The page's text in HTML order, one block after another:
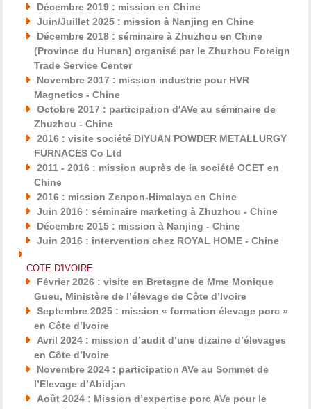
Décembre 2019 : mission en Chine
Juin/Juillet 2025 : mission à Nanjing en Chine
Décembre 2018 : séminaire à Zhuzhou en Chine
(Province du Hunan) organisé par le Zhuzhou Foreign
Trade Service Center
Novembre 2017 : mission industrie pour HVR
Magnetics - Chine
Octobre 2017 : participation d'AVe au séminaire de
Zhuzhou - Chine
2016 : visite société DIYUAN POWDER METALLURGY
FURNACES Co Ltd
2011 - 2016 : mission auprès de la société OCET en
Chine
2016 : mission Zenpon-Himalaya en Chine
Juin 2016 : séminaire marketing à Zhuzhou - Chine
Décembre 2015 : mission à Nanjing - Chine
Juin 2016 : intervention chez ROYAL HOME - Chine
COTE D'IVOIRE
Février 2026 : visite en Bretagne de Mme Monique
Gueu, Ministère de l’élevage de Côte d’Ivoire
Septembre 2025 : mission « formation élevage porc »
en Côte d’Ivoire
Avril 2024 : mission d’audit d’une dizaine d’élevages
en Côte d’Ivoire
Novembre 2024 : participation AVe au Sommet de
l’Elevage d’Abidjan
Août 2024 : Mission d’expertise porc AVe pour le